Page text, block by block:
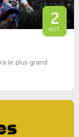
2
oct.
le plus grand